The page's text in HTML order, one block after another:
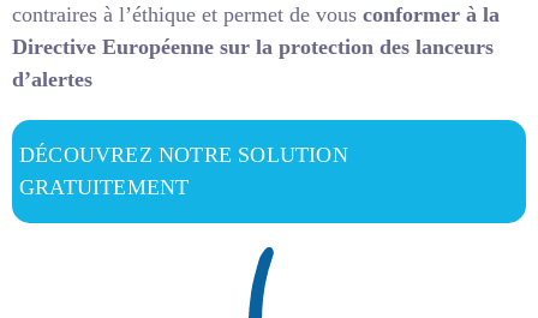
contraires à l’éthique et permet de vous conformer à la
Directive Européenne sur la protection des lanceurs
d’alertes
DÉCOUVREZ NOTRE SOLUTION
GRATUITEMENT